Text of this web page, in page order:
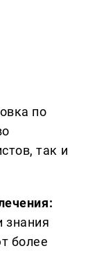
по
так и
знания
более